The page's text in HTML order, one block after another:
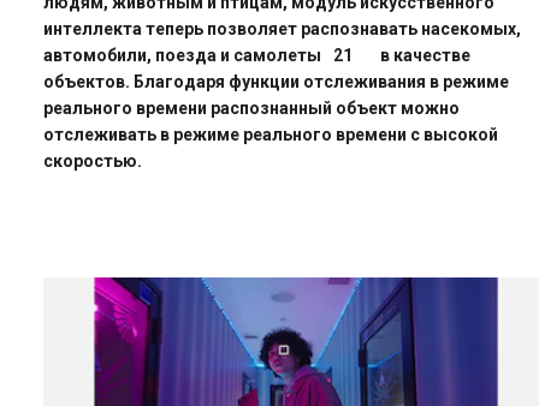
интеллекта теперь позволяет распознавать насекомых,
автомобили, поезда и самолеты
21
в качестве
объектов. Благодаря функции отслеживания в режиме
реального времени распознанный объект можно
отслеживать в режиме реального времени с высокой
скоростью.